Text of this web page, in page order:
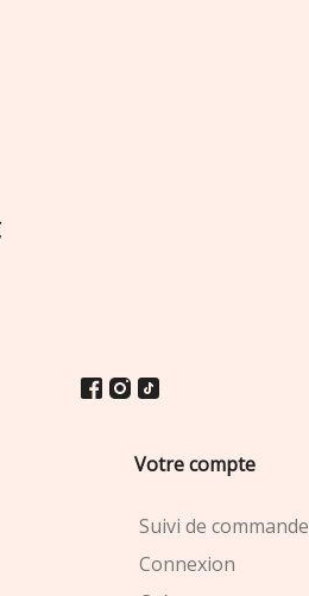
Votre compte
Suivi de commande
Connexion